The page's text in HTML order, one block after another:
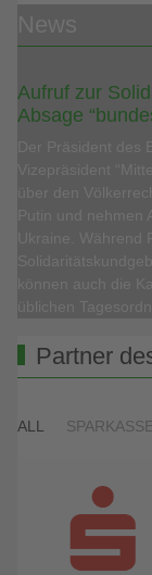
Aufruf zur
Absage
Partner
ALL